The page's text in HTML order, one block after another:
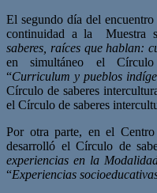
El segundo día del
continuidad a la Muestra
saberes, raíces que hablan:
en simultáneo el Círculo
“Curriculum y pueblos
Círculo de saberes
el Círculo de saberes
Por otra parte, en el
desarrolló el Círculo de
experiencias en la
“Experiencias